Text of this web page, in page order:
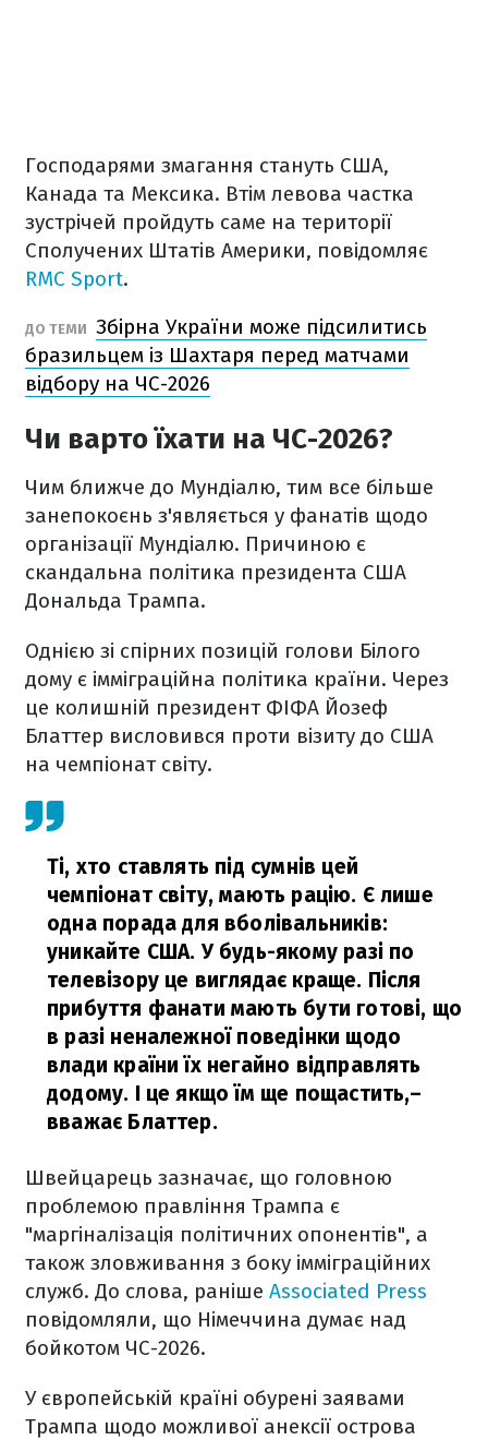
Господарями змагання стануть США,
Канада та Мексика. Втім левова частка
зустрічей пройдуть саме на території
Сполучених Штатів Америки, повідомляє
RMC Sport.
ДО ТЕМИ Збірна України може підсилитись
бразильцем із Шахтаря перед матчами
відбору на ЧС-2026
Чи варто їхати на ЧС-2026?
Чим ближче до Мундіалю, тим все більше
занепокоєнь з'являється у фанатів щодо
організації Мундіалю. Причиною є
скандальна політика президента США
Дональда Трампа.
Однією зі спірних позицій голови Білого
дому є імміграційна політика країни. Через
це колишній президент ФІФА Йозеф
Блаттер висловився проти візиту до США
на чемпіонат світу.
Ті, хто ставлять під сумнів цей
чемпіонат світу, мають рацію. Є лише
одна порада для вболівальників:
уникайте США. У будь-якому разі по
телевізору це виглядає краще. Після
прибуття фанати мають бути готові, що
в разі неналежної поведінки щодо
влади країни їх негайно відправлять
додому. І це якщо їм ще пощастить,–
вважає Блаттер.
Швейцарець зазначає, що головною
проблемою правління Трампа є
"маргіналізація політичних опонентів", а
також зловживання з боку імміграційних
служб. До слова, раніше Associated Press
повідомляли, що Німеччина думає над
бойкотом ЧС-2026.
У європейській країні обурені заявами
Трампа щодо можливої анексії острова